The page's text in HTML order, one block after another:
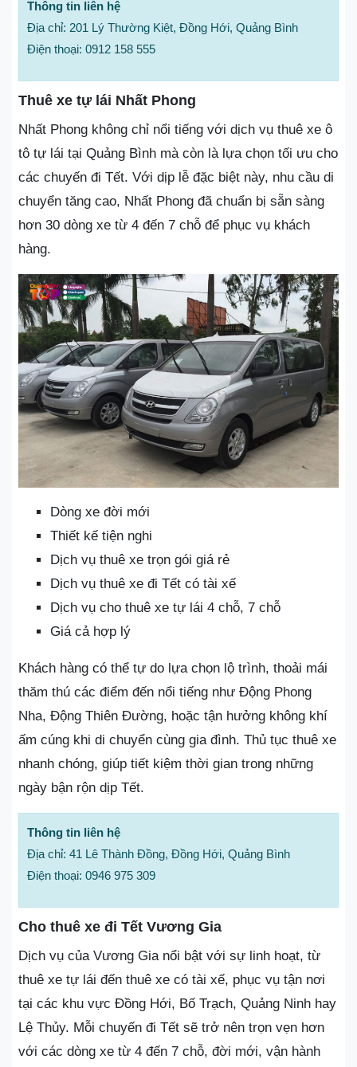
Thông tin liên hệ
Địa chỉ: 201 Lý Thường Kiệt, Đồng Hới, Quảng Bình
Điện thoại: 0912 158 555
Thuê xe tự lái Nhất Phong
Nhất Phong không chỉ nổi tiếng với dịch vụ thuê xe ô
tô tự lái tại Quảng Bình mà còn là lựa chọn tối ưu cho
các chuyến đi Tết. Với dịp lễ đặc biệt này, nhu cầu di
chuyển tăng cao, Nhất Phong đã chuẩn bị sẵn sàng
hơn 30 dòng xe từ 4 đến 7 chỗ để phục vụ khách
hàng.
Dòng xe đời mới
Thiết kế tiện nghi
Dịch vụ thuê xe trọn gói giá rẻ
Dịch vụ thuê xe đi Tết có tài xế
Dịch vụ cho thuê xe tự lái 4 chỗ, 7 chỗ
Giá cả hợp lý
Khách hàng có thể tự do lựa chọn lộ trình, thoải mái
thăm thú các điểm đến nổi tiếng như Động Phong
Nha, Động Thiên Đường, hoặc tận hưởng không khí
ấm cúng khi di chuyển cùng gia đình. Thủ tục thuê xe
nhanh chóng, giúp tiết kiệm thời gian trong những
ngày bận rộn dịp Tết.
Thông tin liên hệ
Địa chỉ: 41 Lê Thành Đồng, Đồng Hới, Quảng Bình
Điện thoại: 0946 975 309
Cho thuê xe đi Tết Vương Gia
Dịch vụ của Vương Gia nổi bật với sự linh hoạt, từ
thuê xe tự lái đến thuê xe có tài xế, phục vụ tận nơi
tại các khu vực Đồng Hới, Bố Trạch, Quảng Ninh hay
Lệ Thủy. Mỗi chuyến đi Tết sẽ trở nên trọn vẹn hơn
với các dòng xe từ 4 đến 7 chỗ, đời mới, vận hành